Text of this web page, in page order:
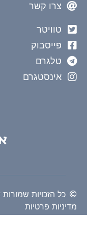
צרו קשר
טוויטר
פייסבוק
טלגרם
אינסטגרם
כל הזכויות שמורות
מדיניות פרטיות